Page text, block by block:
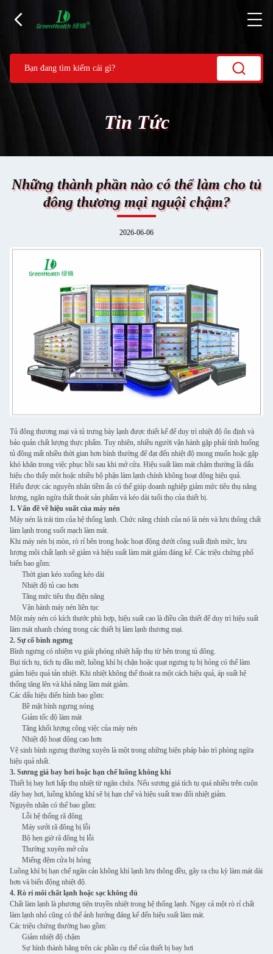
Tin Tức
Những thành phần nào có thể làm cho tủ
đông thương mại nguội chậm?
2026-06-06
Tủ đông thương mại và tủ trưng bày lạnh được thiết kế để duy trì nhiệt độ ổn định và
bảo quản chất lượng thực phẩm. Tuy nhiên, nhiều người vận hành gặp phải tình huống
tủ đông mất nhiều thời gian hơn bình thường để đạt đến nhiệt độ mong muốn hoặc gặp
khó khăn trong việc phục hồi sau khi mở cửa. Hiệu suất làm mát chậm thường là dấu
hiệu cho thấy một hoặc nhiều bộ phận làm lạnh chính không hoạt động hiệu quả.
Hiểu được các nguyên nhân tiềm ẩn có thể giúp doanh nghiệp giảm mức tiêu thụ năng
lượng, ngăn ngừa thất thoát sản phẩm và kéo dài tuổi thọ của thiết bị.
1. Vấn đề về hiệu suất của máy nén
Máy nén là trái tim của hệ thống lạnh. Chức năng chính của nó là nén và lưu thông chất
làm lạnh trong suốt mạch làm mát.
Khi máy nén bị mòn, rò rỉ bên trong hoặc hoạt động dưới công suất định mức, lưu
lượng môi chất lạnh sẽ giảm và hiệu suất làm mát giảm đáng kể. Các triệu chứng phổ
biến bao gồm:
Thời gian kéo xuống kéo dài
Nhiệt độ tủ cao hơn
Tăng mức tiêu thụ điện năng
Vận hành máy nén liên tục
Một máy nén có kích thước phù hợp, hiệu suất cao là điều cần thiết để duy trì hiệu suất
làm mát nhanh chóng trong các thiết bị làm lạnh thương mại.
2. Sự cố bình ngưng
Bình ngưng có nhiệm vụ giải phóng nhiệt hấp thụ từ bên trong tủ đông.
Bụi tích tụ, tích tụ dầu mỡ, luồng khí bị chặn hoặc quạt ngưng tụ bị hỏng có thể làm
giảm hiệu quả tản nhiệt. Khi nhiệt không thể thoát ra một cách hiệu quả, áp suất hệ
thống tăng lên và khả năng làm mát giảm.
Các dấu hiệu điển hình bao gồm:
Bề mặt bình ngưng nóng
Giảm tốc độ làm mát
Tăng khối lượng công việc của máy nén
Nhiệt độ hoạt động cao hơn
Vệ sinh bình ngưng thường xuyên là một trong những biện pháp bảo trì phòng ngừa
hiệu quả nhất.
3. Sương giá bay hơi hoặc hạn chế luồng không khí
Thiết bị bay hơi hấp thụ nhiệt từ ngăn chứa. Nếu sương giá tích tụ quá nhiều trên cuộn
dây bay hơi, luồng không khí sẽ bị hạn chế và hiệu suất trao đổi nhiệt giảm.
Nguyên nhân có thể bao gồm:
Lỗi hệ thống rã đông
Máy sưởi rã đông bị lỗi
Bộ hẹn giờ rã đông bị lỗi
Thường xuyên mở cửa
Miếng đệm cửa bị hỏng
Luồng khí bị hạn chế ngăn cản không khí lạnh lưu thông đều, gây ra chu kỳ làm mát dài
hơn và biến động nhiệt độ.
4. Rò rỉ môi chất lạnh hoặc sạc không đủ
Chất làm lạnh là phương tiện truyền nhiệt trong hệ thống lạnh. Ngay cả một rò rỉ chất
làm lạnh nhỏ cũng có thể ảnh hưởng đáng kể đến hiệu suất làm mát.
Các triệu chứng thường bao gồm:
Giảm nhiệt độ chậm
Sự hình thành băng trên các phần cụ thể của thiết bị bay hơi